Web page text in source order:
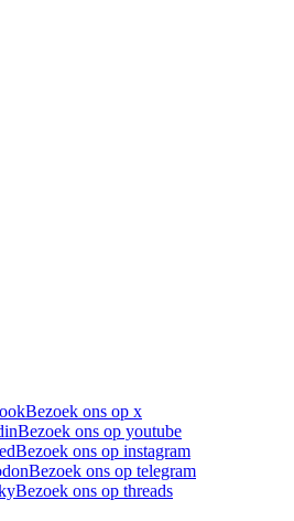
Bezoek ons op x
Bezoek ons op youtube
Bezoek ons op instagram
Bezoek ons op telegram
Bezoek ons op threads